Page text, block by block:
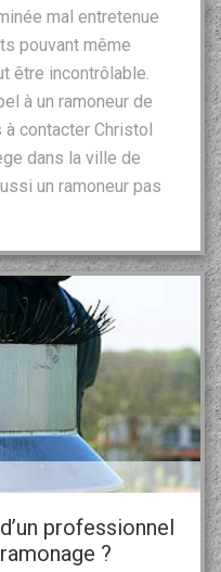
mal entretenue
pouvant même
être incontrôlable.
à un ramoneur de
à contacter Christol
dans la ville de
un ramoneur pas
professionnel
?